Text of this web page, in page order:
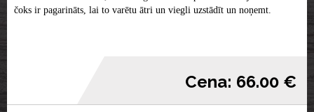
čoks ir pagarināts, lai to varētu ātri un viegli uzstādīt un noņemt.
Cena: 66.00 €